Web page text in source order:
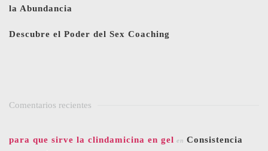
la Abundancia
Descubre el Poder del Sex Coaching
Comentarios recientes
para que sirve la clindamicina en gel en Consistencia